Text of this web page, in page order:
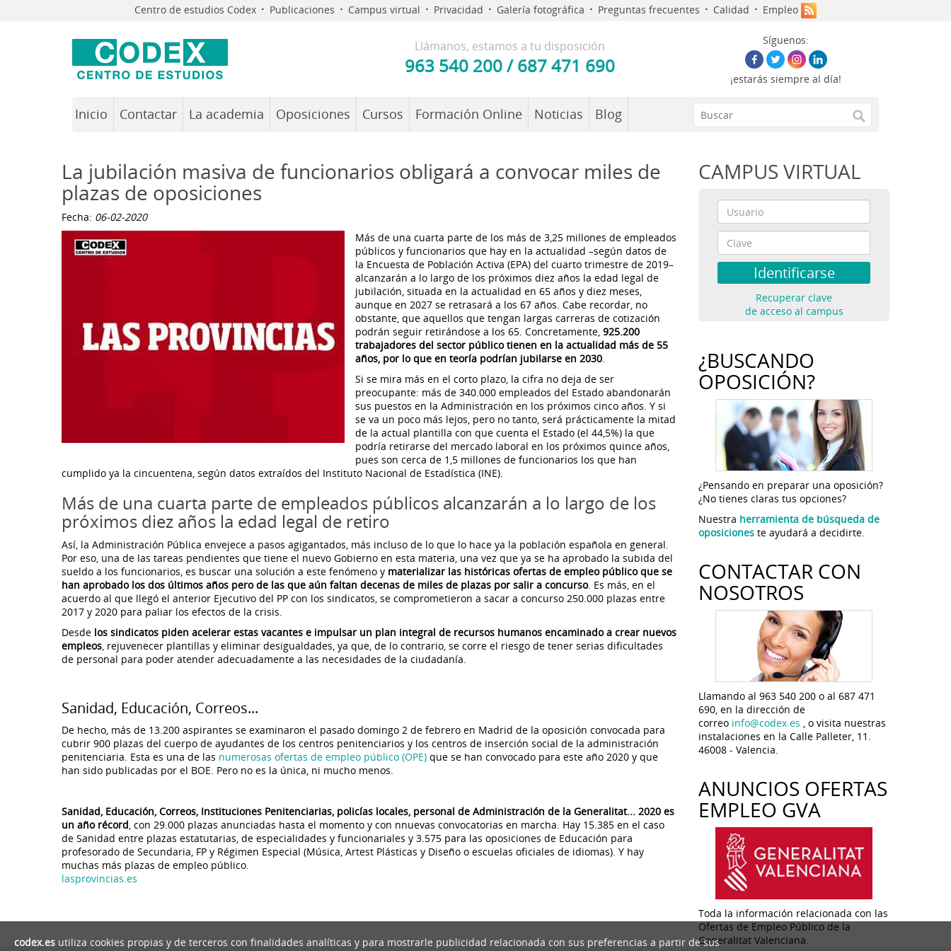
Centro de estudios Codex · Publicaciones · Campus virtual · Privacidad · Galería fotográfica · Preguntas frecuentes · Calidad · Empleo
Llámanos, estamos a tu disposición
963 540 200/687 471 690
Síguenos:
¡estarás siempre al día!
Inicio Contactar La academia Oposiciones Cursos Formación Online Noticias Blog
La jubilación masiva de funcionarios obligará a convocar miles de
plazas de oposiciones
Fecha: 06-02-2020
Más de una cuarta parte de los más de 3,25 millones de empleados
públicos y funcionarios que hay en la actualidad –según datos de
la Encuesta de Población Activa (EPA) del cuarto trimestre de 2019–
alcanzarán a lo largo de los próximos diez años la edad legal de
jubilación, situada en la actualidad en 65 años y diez meses,
aunque en 2027 se retrasará a los 67 años. Cabe recordar, no
obstante, que aquellos que tengan largas carreras de cotización
podrán seguir retirándose a los 65. Concretamente, 925.200
trabajadores del sector público tienen en la actualidad más de 55
años, por lo que en teoría podrían jubilarse en 2030.
Si se mira más en el corto plazo, la cifra no deja de ser
preocupante: más de 340.000 empleados del Estado abandonarán
sus puestos en la Administración en los próximos cinco años. Y si
se va un poco más lejos, pero no tanto, será prácticamente la mitad
de la actual plantilla con que cuenta el Estado (el 44,5%) la que
podría retirarse del mercado laboral en los próximos quince años,
pues son cerca de 1,5 millones de funcionarios los que han
cumplido ya la cincuentena, según datos extraídos del Instituto Nacional de Estadística (INE).
Más de una cuarta parte de empleados públicos alcanzarán a lo largo de los
próximos diez años la edad legal de retiro
Así, la Administración Pública envejece a pasos agigantados, más incluso de lo que lo hace ya la población española en general.
Por eso, una de las tareas pendientes que tiene el nuevo Gobierno en esta materia, una vez que ya se ha aprobado la subida del
sueldo a los funcionarios, es buscar una solución a este fenómeno y materializar las históricas ofertas de empleo público que se
han aprobado los dos últimos años pero de las que aún faltan decenas de miles de plazas por salir a concurso. Es más, en el
acuerdo al que llegó el anterior Ejecutivo del PP con los sindicatos, se comprometieron a sacar a concurso 250.000 plazas entre
2017 y 2020 para paliar los efectos de la crisis.
Desde los sindicatos piden acelerar estas vacantes e impulsar un plan integral de recursos humanos encaminado a crear nuevos
empleos, rejuvenecer plantillas y eliminar desigualdades, ya que, de lo contrario, se corre el riesgo de tener serias dificultades
de personal para poder atender adecuadamente a las necesidades de la ciudadanía.
Sanidad, Educación, Correos...
De hecho, más de 13.200 aspirantes se examinaron el pasado domingo 2 de febrero en Madrid de la oposición convocada para
cubrir 900 plazas del cuerpo de ayudantes de los centros penitenciarios y los centros de inserción social de la administración
penitenciaria. Esta es una de las numerosas ofertas de empleo público (OPE) que se han convocado para este año 2020 y que
han sido publicadas por el BOE. Pero no es la única, ni mucho menos.
Sanidad, Educación, Correos, Instituciones Penitenciarias, policías locales, personal de Administración de la Generalitat... 2020 es
un año récord, con 29.000 plazas anunciadas hasta el momento y con nnuevas convocatorias en marcha. Hay 15.385 en el caso
de Sanidad entre plazas estatutarias, de especialidades y funcionariales y 3.575 para las oposiciones de Educación para
profesorado de Secundaria, FP y Régimen Especial (Música, Artest Plásticas y Diseño o escuelas oficiales de idiomas). Y hay
muchas más plazas de empleo público.
lasprovincias.es
CAMPUS VIRTUAL
Recuperar clave
de acceso al campus
¿BUSCANDO
OPOSICIÓN?
¿Pensando en preparar una oposición?
¿No tienes claras tus opciones?
Nuestra herramienta de búsqueda de
oposiciones te ayudará a decidirte.
CONTACTAR CON
NOSOTROS
Llamando al 963 540 200 o al 687 471
690, en la dirección de
correo info@codex.es , o visita nuestras
instalaciones en la Calle Palleter, 11.
46008 - Valencia.
ANUNCIOS OFERTAS
EMPLEO GVA
Toda la información relacionada con las
Ofertas de Empleo Público de la
Generalitat Valenciana.
codex.es utiliza cookies propias y de terceros con finalidades analíticas y para mostrarle publicidad relacionada con sus preferencias a partir de sus